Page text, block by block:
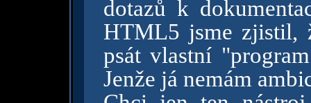
dotazů k
HTML5 jsme zjistil,
psát vlastní
Jenže já nemám